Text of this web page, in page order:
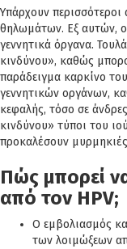
Υπάρχουν
θηλωμάτων. Εξ αυτών,
γεννητικά όργανα.
κινδύνου», καθώς
παράδειγμα καρκίνο
γεννητικών οργάνων,
κεφαλής, τόσο σε
κινδύνου» τύποι του
προκαλέσουν
Πώς μπορεί
από τον HPV;
Ο εμβολιασμός
των λοιμώξεων